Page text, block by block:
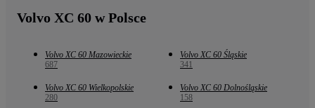
Volvo XC 60 w Polsce
Volvo XC 60 Mazowieckie
687
Volvo XC 60 Śląskie
341
Volvo XC 60 Wielkopolskie
280
Volvo XC 60 Dolnośląskie
158